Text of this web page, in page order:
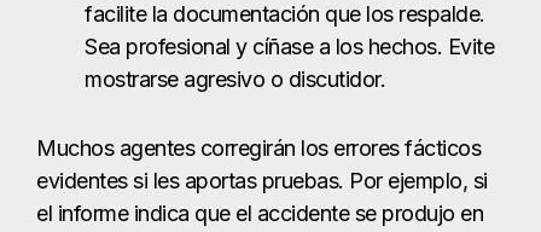
facilite la documentación que los respalde.
Sea profesional y cíñase a los hechos. Evite
mostrarse agresivo o discutidor.
Muchos agentes corregirán los errores fácticos
evidentes si les aportas pruebas. Por ejemplo, si
el informe indica que el accidente se produjo en